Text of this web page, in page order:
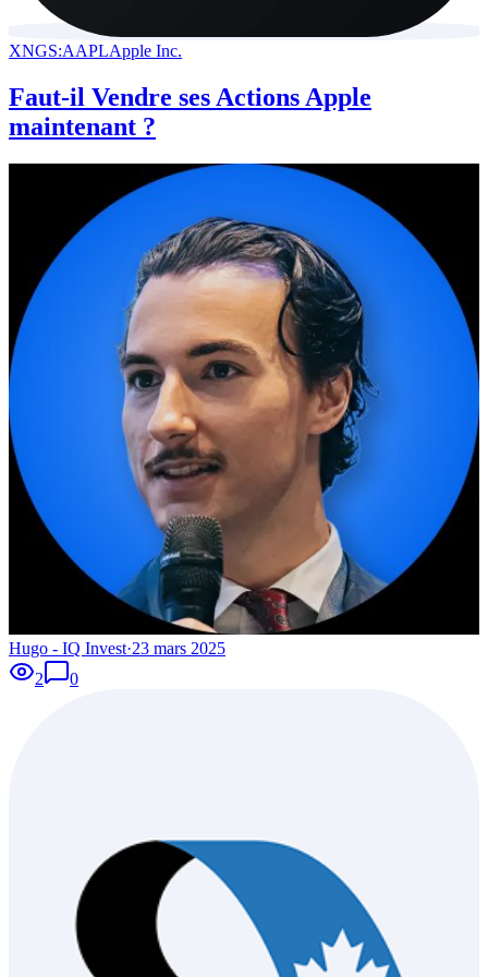
XNGS:AAPLApple Inc.
Faut-il Vendre ses Actions Apple
maintenant ?
Hugo - IQ Invest·23 mars 2025
2
0